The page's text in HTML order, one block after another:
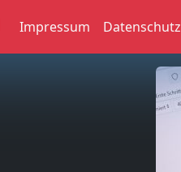
Impressum Datenschutz